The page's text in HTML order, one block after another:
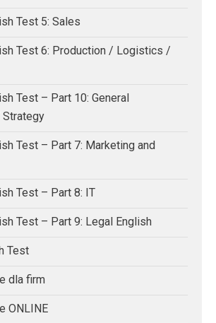
Test 5: Sales
Test 6: Production / Logistics /
Test – Part 10: General
Test – Part 7: Marketing and
Test – Part 8: IT
Test – Part 9: Legal English
Test
dla firm
ONLINE